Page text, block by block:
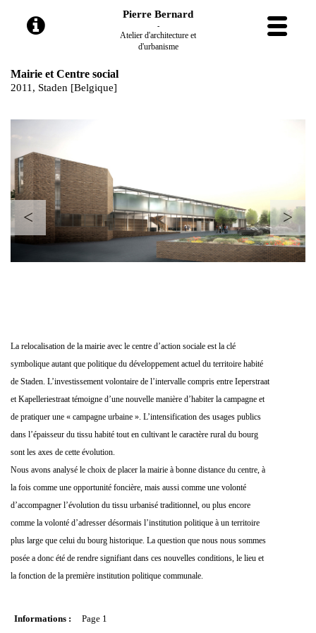
Pierre Bernard
-
Atelier d'architecture et
d'urbanisme
Mairie et Centre social
2011, Staden [Belgique]
< >
La relocalisation de la mairie avec le centre d’action sociale est la clé
symbolique autant que politique du développement actuel du territoire habité
de Staden. L’investissement volontaire de l’intervalle compris entre Ieperstraat
et Kapelleriestraat témoigne d’une nouvelle manière d’habiter la campagne et
de pratiquer une « campagne urbaine ». L’intensification des usages publics
dans l’épaisseur du tissu habité tout en cultivant le caractère rural du bourg
sont les axes de cette évolution.
Nous avons analysé le choix de placer la mairie à bonne distance du centre, à
la fois comme une opportunité foncière, mais aussi comme une volonté
d’accompagner l’évolution du tissu urbanisé traditionnel, ou plus encore
comme la volonté d’adresser désormais l’institution politique à un territoire
plus large que celui du bourg historique. La question que nous nous sommes
posée a donc été de rendre signifiant dans ces nouvelles conditions, le lieu et
la fonction de la première institution politique communale.
Informations : Page 1